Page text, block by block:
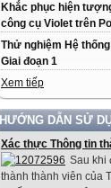
Khắc phục hiện
công cụ Violet trên
Thử nghiệm Hệ
Giai đoạn 1
Xem tiếp
HƯỚNG DẪN SỬ
Xác thực Thông tin
Sau khi
thành thành viên của